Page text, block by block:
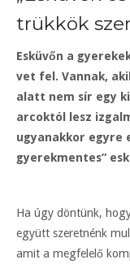
trükkök
Esküvőn a
vet fel. Vannak,
alatt nem sír egy
arcoktól lesz
ugyanakkor egyre
gyerekmentes”
Ha úgy döntünk,
együtt szeretnénk
amit a megfelelő